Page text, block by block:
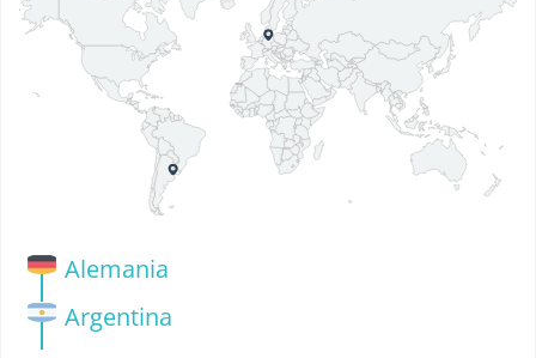
Alemania
Argentina